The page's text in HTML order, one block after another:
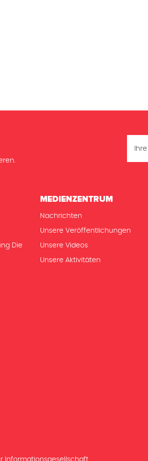
Die
MEDIENZENTRUM
Nachrichten
Unsere Veröffentlichungen
Unsere Videos
Unsere Aktivitäten
Informationsgesellschaft